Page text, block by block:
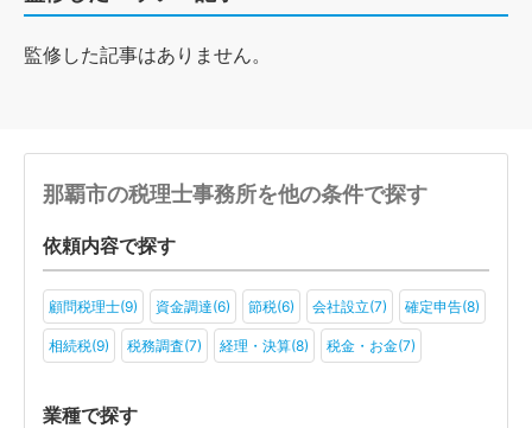
監修した記事はありません。
那覇市の税理士事務所を他の条件で探す
依頼内容で探す
顧問税理士(9) 資金調達(6) 節税(6) 会社設立(7) 確定申告(8)
相続税(9) 税務調査(7) 経理・決算(8) 税金・お金(7)
業種で探す